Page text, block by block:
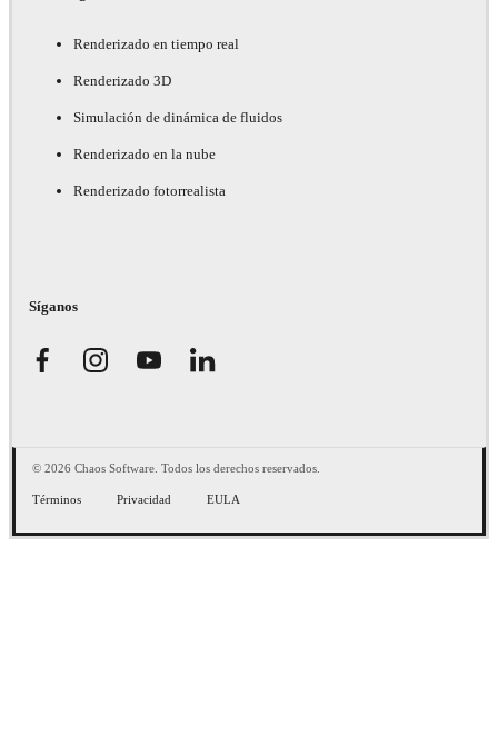
Renderizado en tiempo real
Renderizado 3D
Simulación de dinámica de fluidos
Renderizado en la nube
Renderizado fotorrealista
Síganos
© 2026 Chaos Software. Todos los derechos reservados.
Términos Privacidad EULA